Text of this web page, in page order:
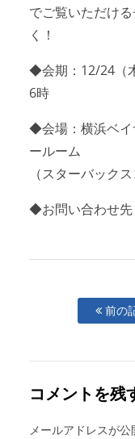
でご覧いただけ
く！
◆会期：12/24（
6時
◆会場：横浜ベイ
ールーム
（スターバック
◆お問い合わせ先
前の
コメントを残
メールアドレスが公